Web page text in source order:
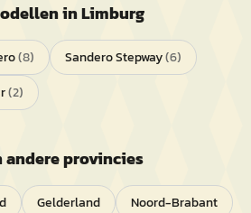
inLimburg
(8) Sandero Stepway(6)
(2)
andere provincies
Gelderland
Noord-Brabant